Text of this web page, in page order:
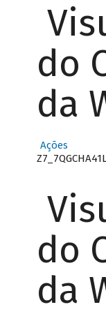
do
da
Ações
do
da